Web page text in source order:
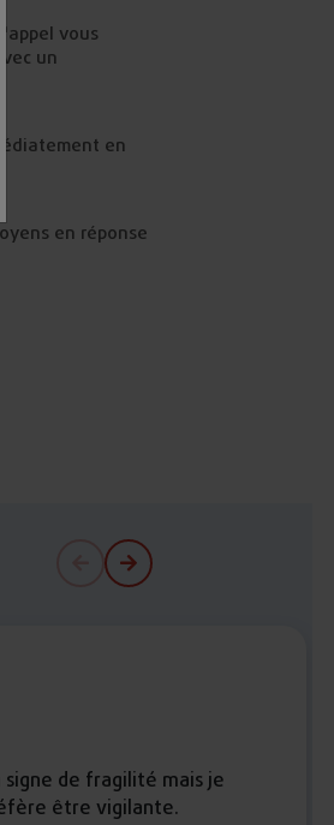
vous
un
en
en réponse
signe de fragilité mais je
être vigilante.